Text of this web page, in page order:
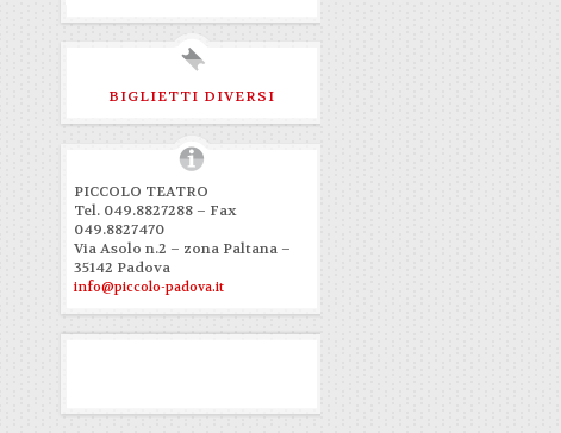
BIGLIETTI DIVERSI
PICCOLO TEATRO
Tel. 049.8827288 – Fax
049.8827470
Via Asolo n.2 – zona Paltana –
35142 Padova
info@piccolo-padova.it